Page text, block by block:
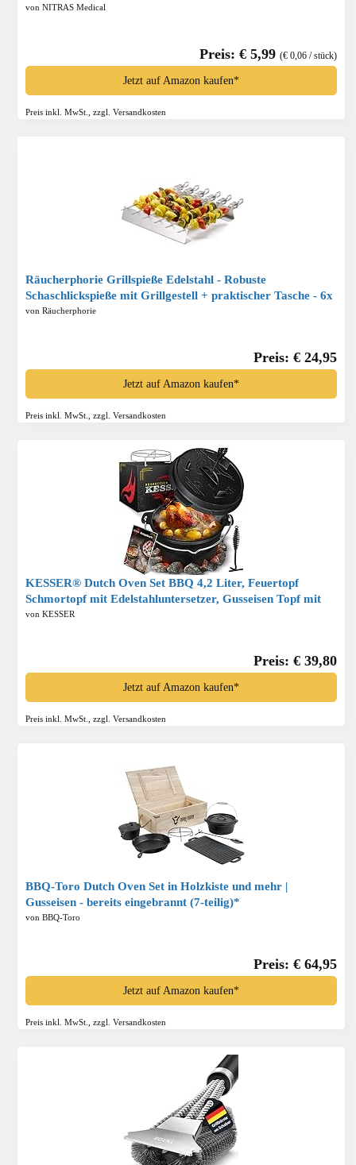
von NITRAS Medical
Preis: € 5,99(€ 0,06 / stück)
Jetzt auf Amazon kaufen*
Preis inkl. MwSt., zzgl. Versandkosten
Räucherphorie Grillspieße Edelstahl - Robuste
Schaschlickspieße mit Grillgestell + praktischer Tasche - 6x
lange Spieße für Fleisch, Gemüße und Vegane Alterantiven
von Räucherphorie
Preis: € 24,95
Jetzt auf Amazon kaufen*
Preis inkl. MwSt., zzgl. Versandkosten
KESSER® Dutch Oven Set BBQ 4,2 Liter, Feuertopf
Schmortopf mit Edelstahluntersetzer, Gusseisen Topf mit
Deckelheber Henkel und Schlitz für Themormeter,
von KESSER
Preis: € 39,80
Jetzt auf Amazon kaufen*
Preis inkl. MwSt., zzgl. Versandkosten
BBQ-Toro Dutch Oven Set in Holzkiste und mehr |
Gusseisen - bereits eingebrannt (7-teilig)*
von BBQ-Toro
Preis: € 64,95
Jetzt auf Amazon kaufen*
Preis inkl. MwSt., zzgl. Versandkosten